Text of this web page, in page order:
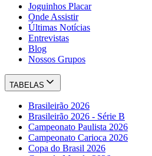
Joguinhos Placar
Onde Assistir
Últimas Notícias
Entrevistas
Blog
Nossos Grupos
TABELAS
Brasileirão 2026
Brasileirão 2026 - Série B
Campeonato Paulista 2026
Campeonato Carioca 2026
Copa do Brasil 2026